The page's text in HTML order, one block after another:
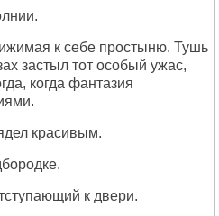
к себе простыню. Тушь
застыл тот особый ужас,
когда фантазия
красивым.
к двери.